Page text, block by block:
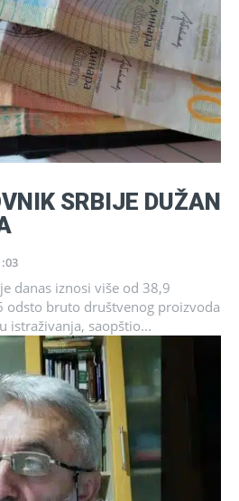
SRBIJE DUŽAN
danas iznosi više od 38,9
odsto bruto društvenog proizvoda
istraživanja, saopštio...